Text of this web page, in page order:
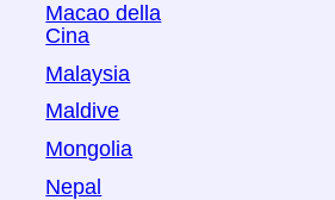
Macao della
Cina
Malaysia
Maldive
Mongolia
Nepal